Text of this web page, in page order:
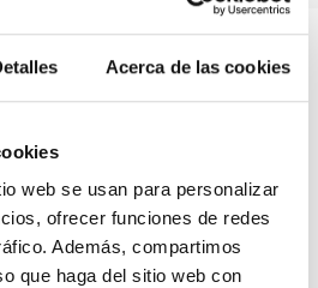
Acerca de las cookies
web se usan para personalizar
ofrecer funciones de redes
Además, compartimos
que haga del sitio web con